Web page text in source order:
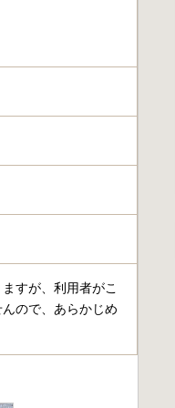
すが、利用者がこ
ので、あらかじめ